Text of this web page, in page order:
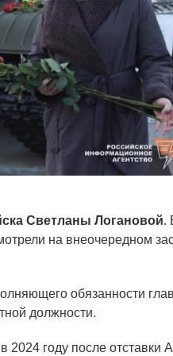
Светланы Логановой.
на внеочередном
обязанности
должности.
2024 году после отставки